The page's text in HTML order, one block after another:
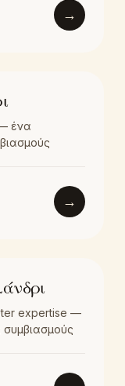
→
ένα
→
expertise —